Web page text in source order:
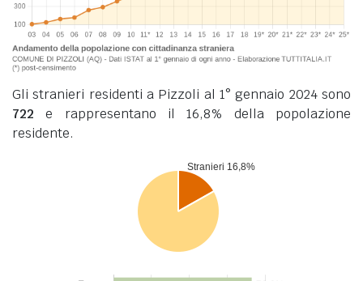
Gli stranieri residenti a Pizzoli al 1° gennaio 2024 sono
722 e rappresentano il 16,8% della popolazione
residente.